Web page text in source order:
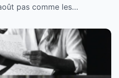
pas comme les…